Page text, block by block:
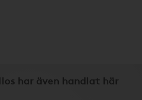
har även handlat här